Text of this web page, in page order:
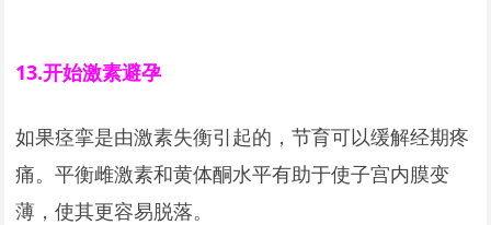
13.开始激素避孕
如果痉挛是由激素失衡引起的，节育可以缓解经期疼
痛。平衡雌激素和黄体酮水平有助于使子宫内膜变
薄，使其更容易脱落。